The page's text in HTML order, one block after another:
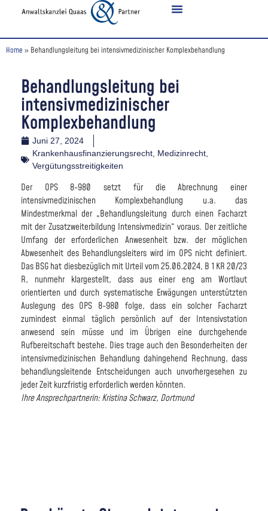
Home » Behandlungsleitung bei intensivmedizinischer Komplexbehandlung
Behandlungsleitung bei
intensivmedizinischer
Komplexbehandlung
Juni 27, 2024
Krankenhausfinanzierungsrecht Medizinrecht
Vergütungsstreitigkeiten
Der OPS 8-980 setzt für die Abrechnung einer
intensivmedizinischen Komplexbehandlung u.a. das
Mindestmerkmal der „Behandlungsleitung durch einen Facharzt
mit der Zusatzweiterbildung Intensivmedizin“ voraus. Der zeitliche
Umfang der erforderlichen Anwesenheit bzw. der möglichen
Abwesenheit des Behandlungsleiters wird im OPS nicht definiert.
Das BSG hat diesbezüglich mit Urteil vom 25.06.2024, B 1 KR 20/23
R, nunmehr klargestellt, dass aus einer eng am Wortlaut
orientierten und durch systematische Erwägungen unterstützten
Auslegung des OPS 8-980 folge, dass ein solcher Facharzt
zumindest einmal täglich persönlich auf der Intensivstation
anwesend sein müsse und im Übrigen eine durchgehende
Rufbereitschaft bestehe. Dies trage auch den Besonderheiten der
intensivmedizinischen Behandlung dahingehend Rechnung, dass
behandlungsleitende Entscheidungen auch unvorhergesehen zu
jeder Zeit kurzfristig erforderlich werden könnten.
Ihre Ansprechpartnerin: Kristina Schwarz, Dortmund